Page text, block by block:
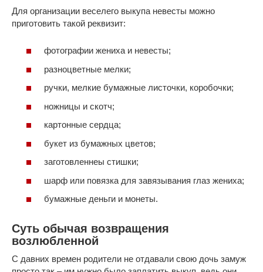
Для организации веселего выкупа невесты можно
приготовить такой реквизит:
фотографии жениха и невесты;
разноцветные мелки;
ручки, мелкие бумажные листочки, коробочки;
ножницы и скотч;
картонные сердца;
букет из бумажных цветов;
заготовленнеы стишки;
шарф или повязка для завязывания глаз жениха;
бумажные деньги и монеты.
Суть обычая возвращения
возлюбленной
С давних времен родители не отдавали свою дочь замуж